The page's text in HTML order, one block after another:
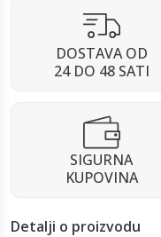
DOSTAVA OD
24 DO 48 SATI
SIGURNA
KUPOVINA
Detalji o proizvodu